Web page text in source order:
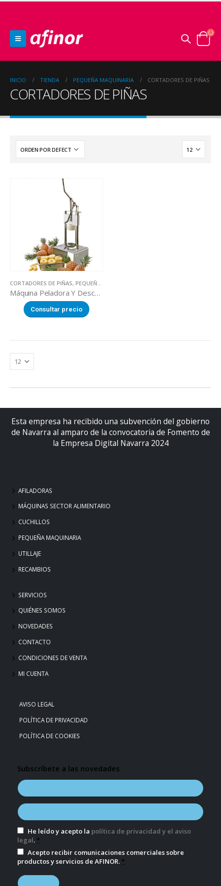
INICIO TIENDA PEQUEÑA MAQUINARIA CORTADORES DE PIÑAS
CORTADORES DE PIÑAS
CORTADORES DE PIÑAS, PEQUEÑA MAQUINARIA
Máquina Peladora Y Descorazonadora De Piñas
Consultar precio
Esta empresa ha recibido una subvención del gobierno
de Navarra al amparo de la convocatoria de Fomento de
la Empresa Digital Navarra 2024
AFILADORAS
MÁQUINAS SECTOR ALIMENTARIO
CUCHILLOS
PEQUEÑA MAQUINARIA
UTILLAJE
RECAMBIOS
SERVICIOS
QUIÉNES SOMOS
NOVEDADES
CONTACTO
CONDICIONES DE VENTA
MI CUENTA
AVISO LEGAL
POLÍTICA DE PRIVACIDAD
POLÍTICA DE COOKIES
Subscríbete a las novedades
He leído y acepto la política de privacidad y el aviso
legal. *
Acepto recibir comunicaciones comerciales sobre
productos y servicios de AFINOR. *